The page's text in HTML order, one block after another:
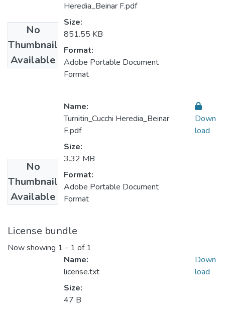
No
Thumbnail
Available
Heredia_Beinar F.pdf
Size:
851.55 KB
Format:
Adobe Portable Document
Format
No
Thumbnail
Available
Name:
Turnitin_Cucchi Heredia_Beinar
F.pdf
Size:
3.32 MB
Format:
Adobe Portable Document
Format
Down
load
License bundle
Now showing 1 - 1 of 1
Name:
license.txt
Size:
47 B
Down
load